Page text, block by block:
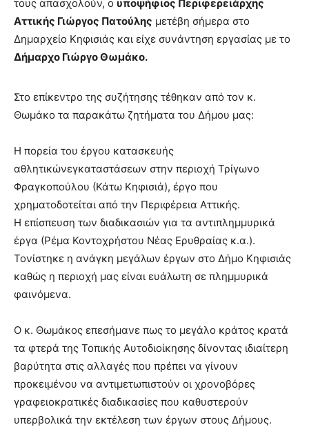
τους απασχολούν, ο υποψήφιος Περιφερειάρχης
Αττικής Γιώργος Πατούλης μετέβη σήμερα στο
Δημαρχείο Κηφισιάς και είχε συνάντηση εργασίας με το
Δήμαρχο Γιώργο Θωμάκο.
Στο επίκεντρο της συζήτησης τέθηκαν από τον κ.
Θωμάκο τα παρακάτω ζητήματα του Δήμου μας:
Η πορεία του έργου κατασκευής
αθλητικώνεγκαταστάσεων στην περιοχή Τρίγωνο
Φραγκοπούλου (Κάτω Κηφισιά), έργο που
χρηματοδοτείται από την Περιφέρεια Αττικής.
Η επίσπευση των διαδικασιών για τα αντιπλημμυρικά
έργα (Ρέμα Κοντοχρήστου Νέας Ερυθραίας κ.α.).
Τονίστηκε η ανάγκη μεγάλων έργων στο Δήμο Κηφισιάς
καθώς η περιοχή μας είναι ευάλωτη σε πλημμυρικά
φαινόμενα.
Ο κ. Θωμάκος επεσήμανε πως το μεγάλο κράτος κρατά
τα φτερά της Τοπικής Αυτοδιοίκησης δίνοντας ιδιαίτερη
βαρύτητα στις αλλαγές που πρέπει να γίνουν
προκειμένου να αντιμετωπιστούν οι χρονοβόρες
γραφειοκρατικές διαδικασίες που καθυστερούν
υπερβολικά την εκτέλεση των έργων στους Δήμους.